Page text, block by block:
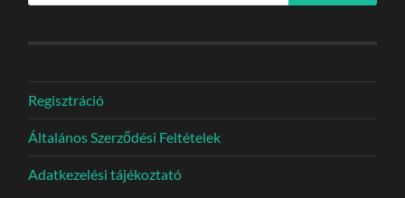
Regisztráció
Általános Szerződési Feltételek
Adatkezelési tájékoztató